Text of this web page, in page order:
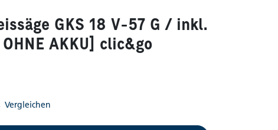
GKS 18 V-57 G / inkl.
AKKU] clic&go
Vergleichen